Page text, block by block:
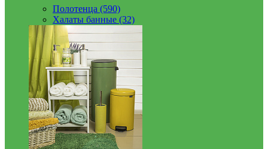
Полотенца (590)
Халаты банные (32)